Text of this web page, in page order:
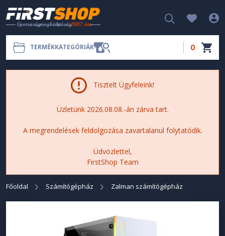
TERMÉKKATEGÓRIÁK 0
Tisztelt Ügyfeleink!
Üzletünk 2026.08.08.-án zárva tart.
A megrendelések feldolgozása zavartalanul folytatódik.
Üdvözlettel,
FirstShop Team
Főoldal Számítógépház Zalman számítógépház